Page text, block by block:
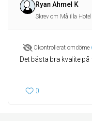
Ryan Ahmel K
Skrev om Målilla
Okontrollerat omdöme
Det bästa bra kvalite
0